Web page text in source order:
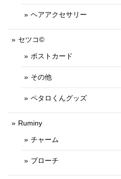
ヘアアクセサリー
セツコ©
ポストカード
その他
ペタロくんグッズ
Ruminy
チャーム
ブローチ